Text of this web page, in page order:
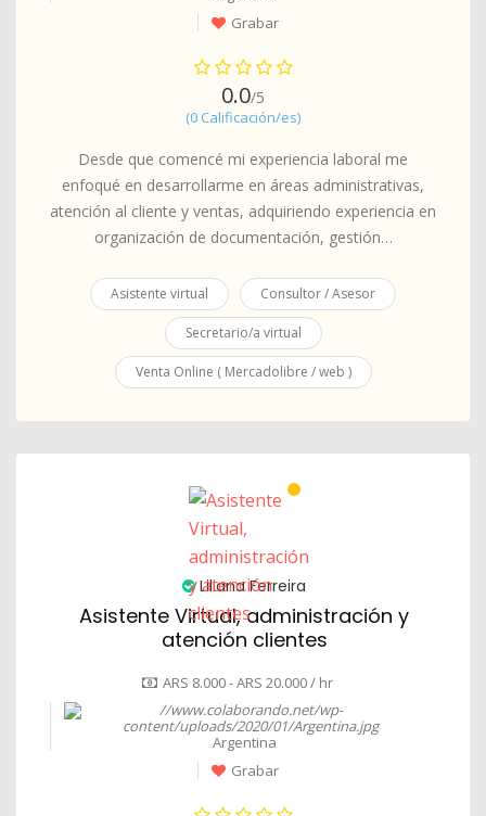
Grabar
0.0/5
(0 Calificación/es)
Desde que comencé mi experiencia laboral me
enfoqué en desarrollarme en áreas administrativas,
atención al cliente y ventas, adquiriendo experiencia en
organización de documentación, gestión…
Asistente virtual Consultor / Asesor
Secretario/a virtual
Venta Online ( Mercadolibre / web )
Liliana Ferreira
Asistente Virtual, administración y
atención clientes
ARS 8.000 - ARS 20.000 / hr
Argentina
Grabar